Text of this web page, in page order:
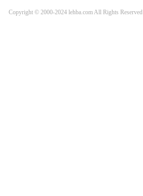
Copyright © 2000-2024 lehba.com All Rights Reserved